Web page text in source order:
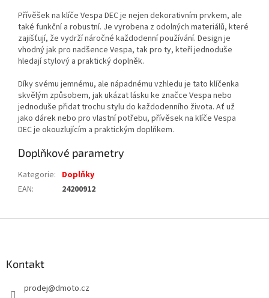
Přívěšek na klíče Vespa DEC je nejen dekorativním prvkem, ale
také funkční a robustní. Je vyrobena z odolných materiálů, které
zajišťují, že vydrží náročné každodenní používání. Design je
vhodný jak pro nadšence Vespa, tak pro ty, kteří jednoduše
hledají stylový a praktický doplněk.
Díky svému jemnému, ale nápadnému vzhledu je tato klíčenka
skvělým způsobem, jak ukázat lásku ke značce Vespa nebo
jednoduše přidat trochu stylu do každodenního života. Ať už
jako dárek nebo pro vlastní potřebu, přívěsek na klíče Vespa
DEC je okouzlujícím a praktickým doplňkem.
Doplňkové parametry
Kategorie: Doplňky
EAN: 24200912
Kontakt
prodej@dmoto.cz